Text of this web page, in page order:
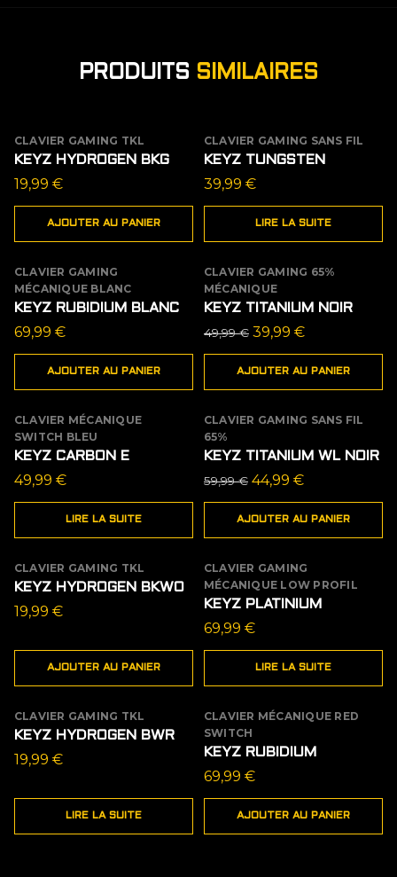
PRODUITS SIMILAIRES
CLAVIER GAMING TKL
KEYZ HYDROGEN BKG
19,99 €
AJOUTER AU PANIER
ÉPUISÉ
CLAVIER GAMING SANS FIL
KEYZ TUNGSTEN
39,99 €
LIRE LA SUITE
CLAVIER GAMING
MÉCANIQUE BLANC
KEYZ RUBIDIUM BLANC
69,99 €
AJOUTER AU PANIER
PROMO
CLAVIER GAMING 65%
MÉCANIQUE
KEYZ TITANIUM NOIR
49,99€ Le
prix
initial
49,99 €.
39,99 €Le
prix
actuel
39,99 €.
AJOUTER AU PANIER
ÉPUISÉ
CLAVIER MÉCANIQUE
SWITCH BLEU
KEYZ CARBON E
49,99 €
LIRE LA SUITE
PROMO
CLAVIER GAMING SANS FIL
65%
KEYZ TITANIUM WL NOIR
59,99€ Le
prix
initial
59,99 €.
44,99 €Le
prix
actuel
44,99 €.
AJOUTER AU PANIER
CLAVIER GAMING TKL
KEYZ HYDROGEN BKWO
19,99 €
AJOUTER AU PANIER
ÉPUISÉ
CLAVIER GAMING
MÉCANIQUE LOW PROFIL
KEYZ PLATINIUM
69,99 €
LIRE LA SUITE
ÉPUISÉ
CLAVIER GAMING TKL
KEYZ HYDROGEN BWR
19,99 €
LIRE LA SUITE
CLAVIER MÉCANIQUE RED
SWITCH
KEYZ RUBIDIUM
69,99 €
AJOUTER AU PANIER